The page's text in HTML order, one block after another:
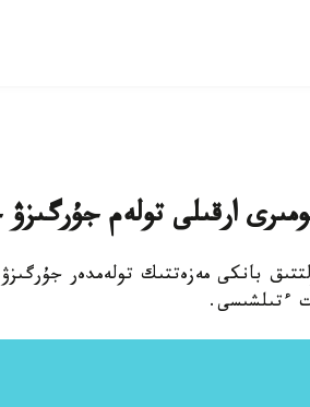
ارقىلى تولەم
بانكى مەزەتتىك تولەمدەر
ءتىلشىسى.